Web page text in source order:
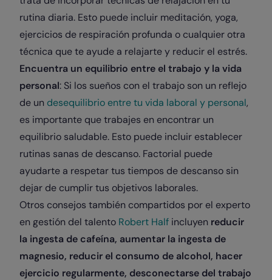
rutina diaria. Esto puede incluir meditación, yoga,
ejercicios de respiración profunda o cualquier otra
técnica que te ayude a relajarte y reducir el estrés.
Encuentra un equilibrio entre el trabajo y la vida
personal: Si los sueños con el trabajo son un reflejo
de un desequilibrio entre tu vida laboral y personal,
es importante que trabajes en encontrar un
equilibrio saludable. Esto puede incluir establecer
rutinas sanas de descanso. Factorial puede
ayudarte a respetar tus tiempos de descanso sin
dejar de cumplir tus objetivos laborales.
Otros consejos también compartidos por el experto
en gestión del talento Robert Half incluyen reducir
la ingesta de cafeína, aumentar la ingesta de
magnesio, reducir el consumo de alcohol, hacer
ejercicio regularmente, desconectarse del trabajo